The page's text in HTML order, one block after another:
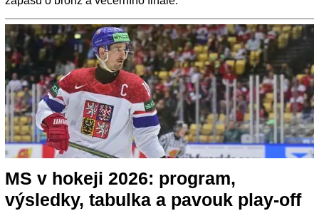
MS v hokeji 2026: program,
výsledky, tabulka a pavouk play-off